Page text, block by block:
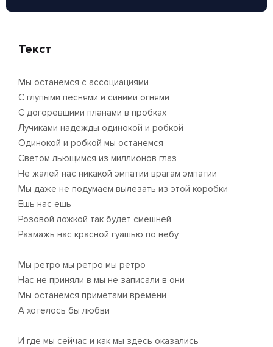
Текст
Мы останемся с ассоциациями
С глупыми песнями и синими огнями
С догоревшими планами в пробках
Лучиками надежды одинокой и робкой
Одинокой и робкой мы останемся
Светом льющимся из миллионов глаз
Не жалей нас никакой эмпатии врагам эмпатии
Мы даже не подумаем вылезать из этой коробки
Ешь нас ешь
Розовой ложкой так будет смешней
Размажь нас красной гуашью по небу
Мы ретро мы ретро мы ретро
Нас не приняли в мы не записали в они
Мы останемся приметами времени
А хотелось бы любви
И где мы сейчас и как мы здесь оказались